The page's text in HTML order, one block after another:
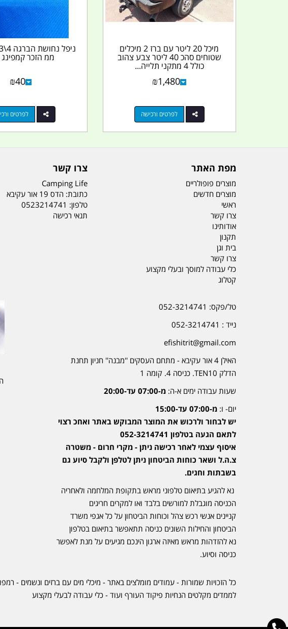
מיכל 20 ליטר עם ברז 2 מיכלים
שטוחים סהכ 40 ליטר צבע צהוב
כולל 4 מתקני תלייה...
₪1,480
לפרטים ורכישה
ממ הזכר קמפינג
₪40
לפרטים
מפת האתר
מוצרים פופולריים
מוצרים חדשים
ראשי
צרו קשר
אודותינו
תקנון
בית וגן
צרו קשר
כלי עבודה למוסך ובעלי מקצוע
קטלוג
צרו קשר
Camping Life
כתובת: הדס 19 אור עקיבא
טלפון: 0523214741
תנאי רכישה
טל/פקס: 052-3214741
נייד : 052-3214741
efishitrit@gmail.com
האילן 4 אור עקיבא - מתחם העסקים ''מבנה'' חניון תחנת
הדלק TEN10. כניסה 4. קומה 1
שעות עבודה ימים א-ה: מ-07:00 עד-20:00
יום- ו: מ-07:00 עד-15:00
יש לבחור ולרכוש את המוצר המבוקש באתר ואחכ רצוי
לתאם הגעה בטלפון 052-3214741
איסוף עצמי לאחר רכישה ניתן - מקרי חרום - משטרה
צ.ה.ל ושאר כוחות הביטחון ניתן לטלפן ולקבל סיוע גם
בשבתות וחגים.
נא להגיע בתיאום טלפוני מראש בתקופת המלחמה ולאחריה
הכניסה מוגבלת למורשים בלבד ואו למקרים חריגים
קניינים אנשי רכש צהל וכוחות הביטחון על כל אגפי משרד
הביטחון והחילות השונים כניסה תתאפשר בתיאום בטלפון
נא להזדהות מראש מאיזה ארגון הינכם מגיעים על מנת לאפשר
כניסה וסיוע.
כל הזכויות שמורות - עמודים מומלצים באתר - מיכלי מים עם ברזים ונשמים -
לממדים מקלטים הנחיות פיקוד העורף ועוד - כלי עבודה לבעלי מקצוע